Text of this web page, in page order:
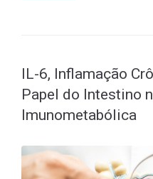
IL-6, Inflamação
Papel do Intestino
Imunometabólica